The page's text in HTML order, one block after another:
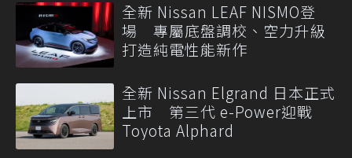
全新 Nissan LEAF NISMO登
場 專屬底盤調校、空力升級
打造純電性能新作
全新 Nissan Elgrand 日本正式
上市 第三代 e-Power迎戰
Toyota Alphard